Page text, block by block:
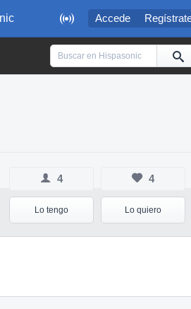
 Accede
4
Lo tengo
4
Lo quiero